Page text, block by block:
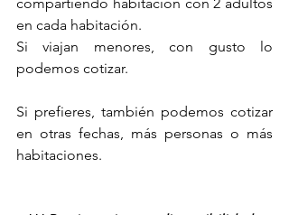
en cada habitación.
Si viajan menores, con gusto lo
podemos cotizar.
Si prefieres, también podemos cotizar
en otras fechas, más personas o más
habitaciones.